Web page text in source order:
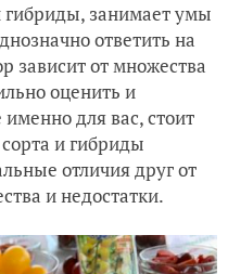
гибриды, занимает умы
ответить на
зависит от множества
оценить и
для вас, стоит
и гибриды
отличия друг от
и недостатки.